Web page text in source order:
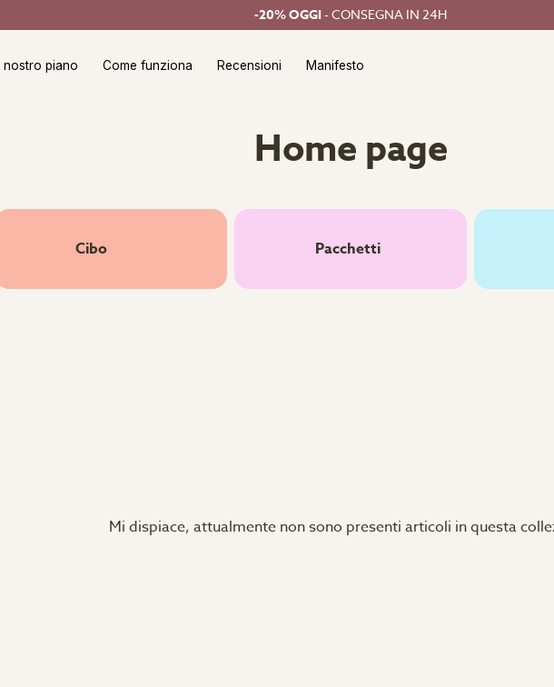
-20% OGGI- CONSEGNA IN 24H
Il nostro piano Come funziona Recensioni Manifesto
Home page
Cibo Pacchetti
Mi dispiace, attualmente non sono presenti articoli in questa